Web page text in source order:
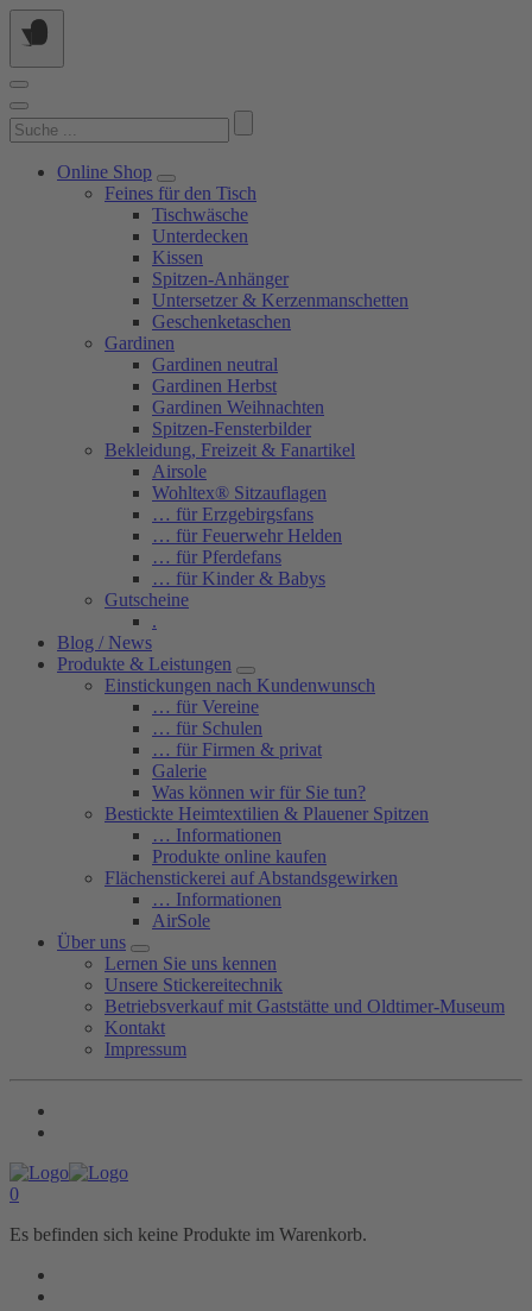
Springe
zum
Suchen
nach:
Online Shop
Feines für den Tisch
Tischwäsche
Unterdecken
Kissen
Spitzen-Anhänger
Untersetzer & Kerzenmanschetten
Geschenketaschen
Gardinen
Gardinen neutral
Gardinen Herbst
Gardinen Weihnachten
Spitzen-Fensterbilder
Bekleidung, Freizeit & Fanartikel
Airsole
Wohltex® Sitzauflagen
… für Erzgebirgsfans
… für Feuerwehr Helden
… für Pferdefans
… für Kinder & Babys
Gutscheine
.
Blog / News
Produkte & Leistungen
Einstickungen nach Kundenwunsch
… für Vereine
… für Schulen
… für Firmen & privat
Galerie
Was können wir für Sie tun?
Bestickte Heimtextilien & Plauener Spitzen
… Informationen
Produkte online kaufen
Flächenstickerei auf Abstandsgewirken
… Informationen
AirSole
Über uns
Lernen Sie uns kennen
Unsere Stickereitechnik
Betriebsverkauf mit Gaststätte und Oldtimer-Museum
Kontakt
Impressum
0
Es befinden sich keine Produkte im Warenkorb.